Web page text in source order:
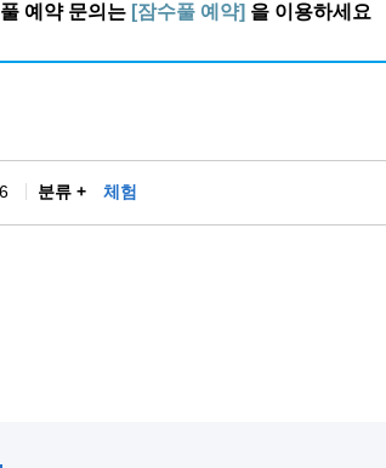
예약 문의는 [잠수풀 예약] 을 이용하세요
분류 + 체험